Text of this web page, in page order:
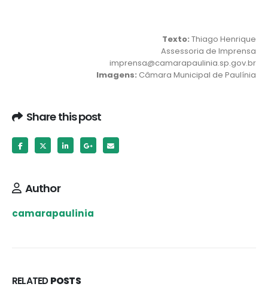
Texto: Thiago Henrique
Assessoria de Imprensa
imprensa@camarapaulinia.sp.gov.br
Imagens: Câmara Municipal de Paulínia
Share this post
Author
camarapaulinia
RELATEDPOSTS